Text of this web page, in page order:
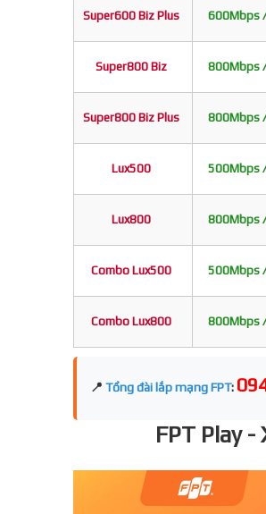
Super600 Biz Plus 600Mbps
Super800 Biz 800Mbps
Super800 Biz Plus 800Mbps
Lux500 500Mbps
Lux800 800Mbps
Combo Lux500 500Mbps
Combo Lux800 800Mbps
📍 Tổng đài lắp mạng FPT:
FPT Play